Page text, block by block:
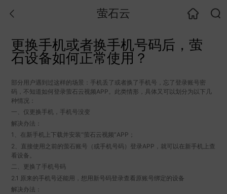
萤石云
更换手机或者换手机号码后，萤
石设备如何正常使用？
部分用户遇到过这样的场景：手机丢了或者换了手机号，忘了登录账号密
码，不知道如何登录萤石云视频APP。此类情形，具体又可以划分为以下几
种情况：
一、仅更换手机，手机号没变
解决办法：
1、在新手机上下载并安装“萤石云视频”APP；
2、直接使用之前的萤石账号（或手机号码）登录APP，就可以在新手机上查
看设备。
二、更换了手机号码
2.1 原来的手机号还能用，想用新号码登录查看原账号绑定的设备
解决办法：